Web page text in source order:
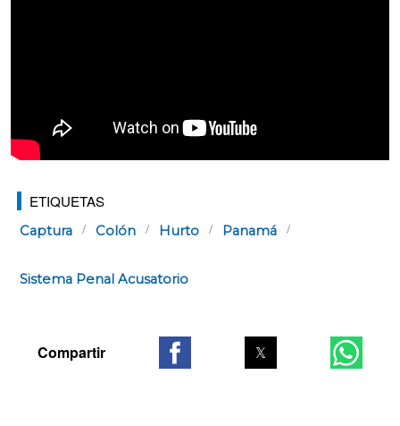
ETIQUETAS
Captura Colón Hurto Panamá
Sistema Penal Acusatorio